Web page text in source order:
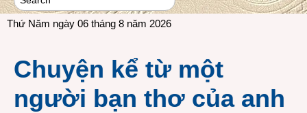
Thứ Năm ngày 06 tháng 8 năm 2026
Chuyện kể từ một
người bạn thơ của anh